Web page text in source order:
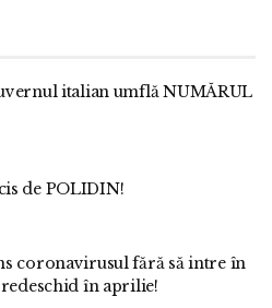
italian umflă NUMĂRUL
de POLIDIN!
coronavirusul fără să intre în
în aprilie!